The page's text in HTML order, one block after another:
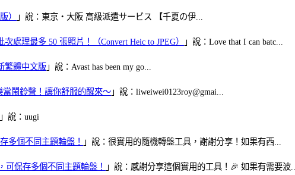
） 」說：東京・大阪 高級派遣サービス 【千夏の伊...
處理最多 50 張照片！（Convert Heic to JPEG） 」說：Love that I can batc...
繁體中文版 」說：Avast has been my go...
當鬧鈴聲！讓你舒服的醒來～ 」說：liweiwei0123roy@gmai...
」說：uugi
多個不同主題輪盤！ 」說：很實用的隨機轉盤工具，謝謝分享！如果有西...
可保存多個不同主題輪盤！ 」說：感謝分享這個實用的工具！🎉 如果有需要波